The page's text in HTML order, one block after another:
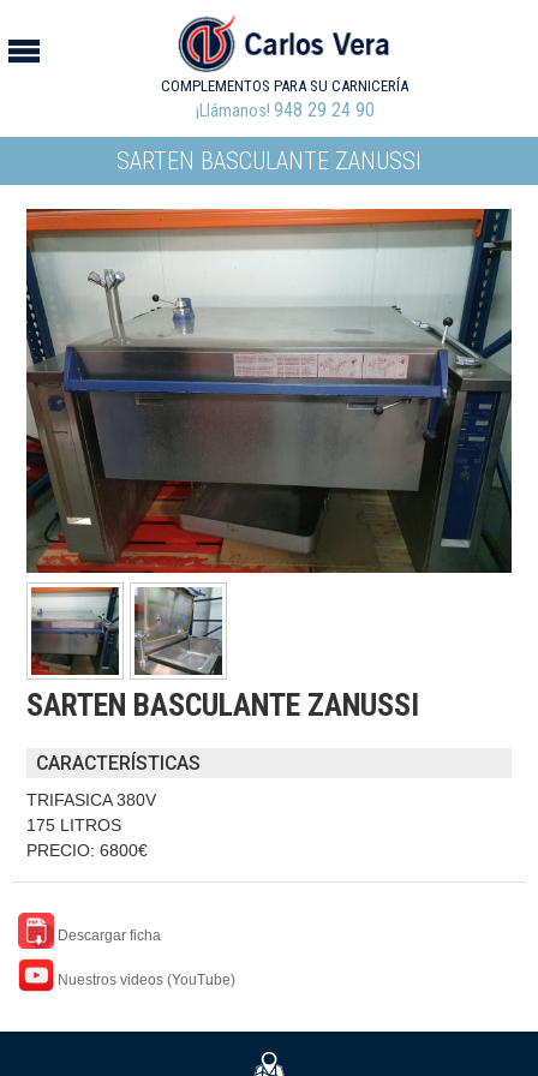
COMPLEMENTOS PARA SU CARNICERÍA
¡Llámanos! 948 29 24 90
SARTEN BASCULANTE ZANUSSI
SARTEN BASCULANTE ZANUSSI
CARACTERÍSTICAS
TRIFASICA 380V
175 LITROS
PRECIO: 6800€
Descargar ficha
Nuestros videos (YouTube)